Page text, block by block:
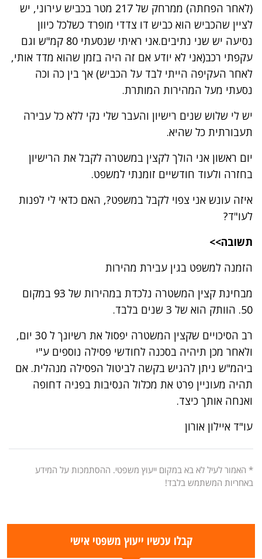
(לאחר הפחתה) ממרחק של 217 מטר בכביש עירוני, יש
לציין שהכביש הוא כביש דו צדדי מופרד כשלכל כיוון
נסיעה יש שני נתיבים.אני ראיתי שנסעתי 80 קמ"ש וגם
עקפתי רכב(אני לא יודע אם זה היה בזמן שהוא מדד אותי,
לאחר העקיפה הייתי לבד על הכביש) אך בין כה וכה
נסעתי מעל המהירות המותרת.
יש לי שלוש שנים רישיון והעבר שלי נקי ללא כל עבירה
תעבורתית כל שהיא.
יום ראשון אני הולך לקצין במשטרה לקבל את הרישיון
בחזרה ולעוד חודשיים זומנתי למשפט.
איזה עונש אני צפוי לקבל במשפט?, האם כדאי לי לפנות
לעו"ד?
תשובה>>
הזמנה למשפט בגין עבירת מהירות
מבחינת קצין המשטרה נלכדת במהירות של 93 במקום
50. הוותק הוא של 3 שנים בלבד.
רב הסיכויים שקצין המשטרה יפסול את רשיונך ל 30 יום,
ולאחר מכן תיהיה בסכנה לחודשי פסילה נוספים ע"י
ביהמ"ש ניתן להגיש בקשה לביטול הפסילה מנהלית. אם
תהיה מעוניין פרט את מכלול הנסיבות בפניה דחופה
ואנחה אותך כיצד.
עו"ד איילון אורון
* האמור לעיל לא בא במקום ייעוץ משפטי. ההסתמכות על המידע
באחריות המשתמש בלבד!
קבלו עכשיו ייעוץ משפטי אישי